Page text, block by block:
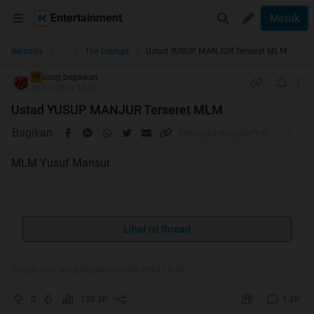
Entertainment Masuk
Beranda ... The Lounge Ustad YUSUP MANJUR Terseret MLM
TS sang.begawan
Ustad YUSUP MANJUR Terseret MLM
Bagikan
MLM Yusuf Mansur
Lihat isi thread
138.3K 1.3K